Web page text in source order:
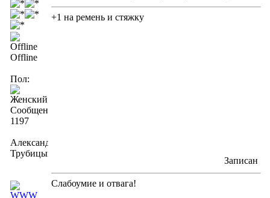
Offline
Пол:
Сообщений:
1197
Александра
Трубицына
+1 на ремень и стяжку
Записан
Слабоумие и отвага!